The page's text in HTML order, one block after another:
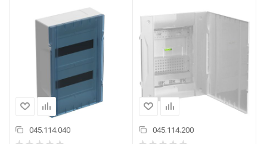
045.114.040 045.114.200